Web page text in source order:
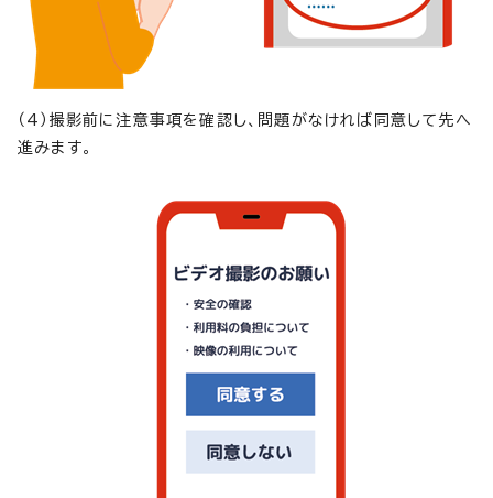
（4）撮影前に注意事項を確認し、問題がなければ同意して先へ
進みます。